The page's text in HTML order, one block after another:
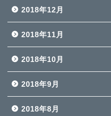
2018年12月
2018年11月
2018年10月
2018年9月
2018年8月